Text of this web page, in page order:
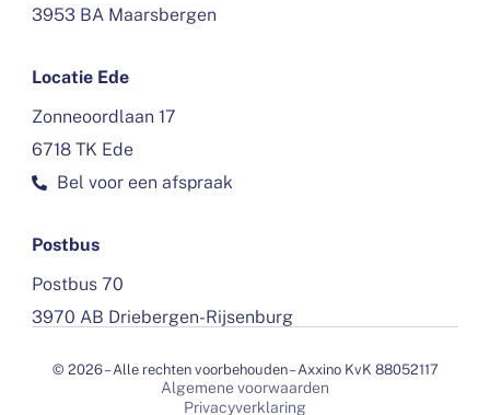
3953 BA Maarsbergen
Locatie Ede
Zonneoordlaan 17
6718 TK Ede
Bel voor een afspraak
Postbus
Postbus 70
3970 AB Driebergen-Rijsenburg
© 2026 – Alle rechten voorbehouden – Axxino KvK 88052117
Algemene voorwaarden
Privacyverklaring